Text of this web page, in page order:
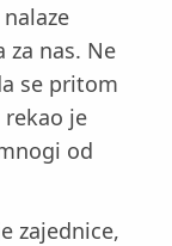
za nas. Ne
se pritom
rekao je
od
zajednice,